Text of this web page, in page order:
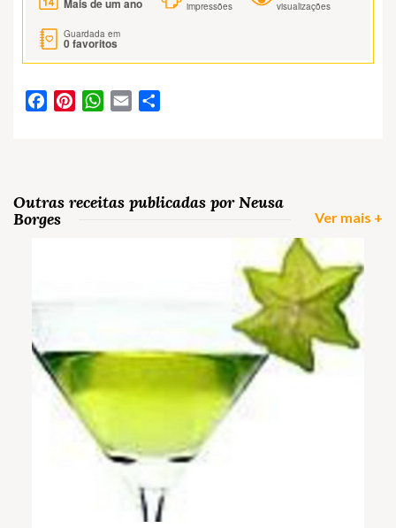
Mais de um ano impressões visualizações
Guardada em
0favoritos
FacebookPinterestWhatsApp
Email
Outras receitas publicadas por Neusa
Borges
Ver mais +